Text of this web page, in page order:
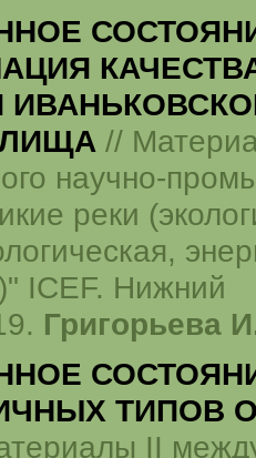
//
научно-
реки
ICEF. Нижний
Григорьева
ТИПОВ
II